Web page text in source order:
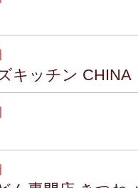
キッチン CHINA